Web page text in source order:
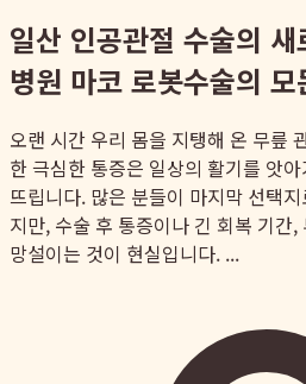
일산 인공관절 수술의
병원 마코 로봇수술의 모
오랜 시간 우리 몸을 지탱해 온 무릎
한 극심한 통증은 일상의 활기를 앗
뜨립니다. 많은 분들이 마지막 선택
지만, 수술 후 통증이나 긴 회복 기간
망설이는 것이 현실입니다. ...